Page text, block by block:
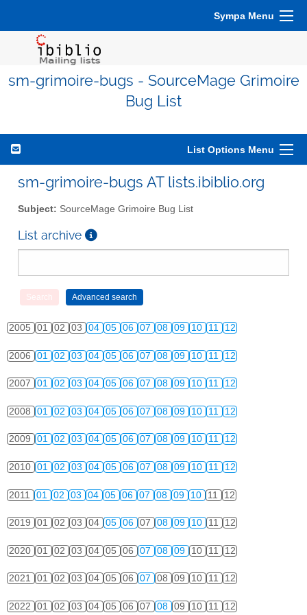
Sympa Menu
sm-grimoire-bugs - SourceMage Grimoire
Bug List
List Options Menu
sm-grimoire-bugs AT lists.ibiblio.org
Subject: SourceMage Grimoire Bug List
List archive
2005 01 02 03 04 05 06 07 08 09 10 11 12
2006 01 02 03 04 05 06 07 08 09 10 11 12
2007 01 02 03 04 05 06 07 08 09 10 11 12
2008 01 02 03 04 05 06 07 08 09 10 11 12
2009 01 02 03 04 05 06 07 08 09 10 11 12
2010 01 02 03 04 05 06 07 08 09 10 11 12
2011 01 02 03 04 05 06 07 08 09 10 11 12
2019 01 02 03 04 05 06 07 08 09 10 11 12
2020 01 02 03 04 05 06 07 08 09 10 11 12
2021 01 02 03 04 05 06 07 08 09 10 11 12
2022 01 02 03 04 05 06 07 08 09 10 11 12